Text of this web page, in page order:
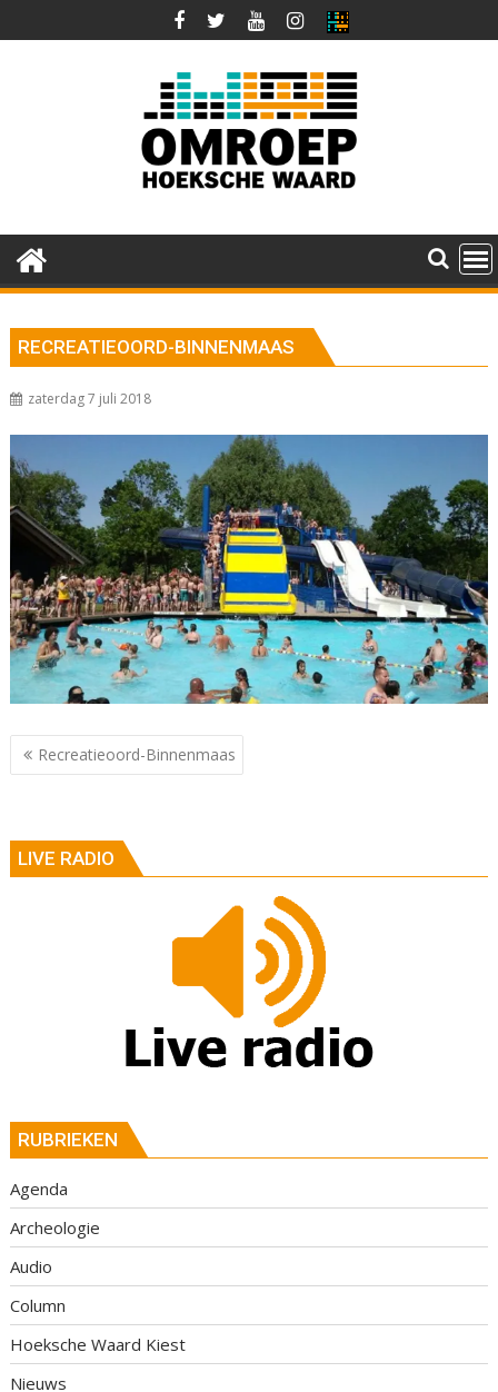
naar
RECREATIEOORD-BINNENMAAS
zaterdag 7 juli 2018
Berichtnavigatie
Recreatieoord-Binnenmaas
LIVE RADIO
RUBRIEKEN
Agenda
Archeologie
Audio
Column
Hoeksche Waard Kiest
Nieuws